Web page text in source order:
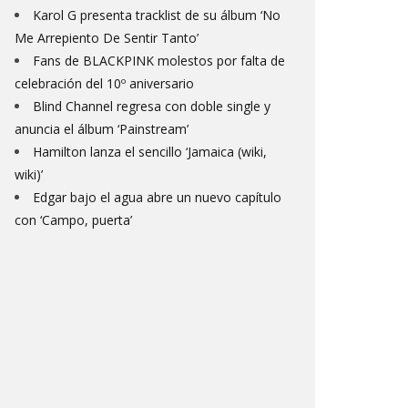
Karol G presenta tracklist de su álbum ‘No
Me Arrepiento De Sentir Tanto’
Fans de BLACKPINK molestos por falta de
celebración del 10º aniversario
Blind Channel regresa con doble single y
anuncia el álbum ‘Painstream’
Hamilton lanza el sencillo ‘Jamaica (wiki,
wiki)’
Edgar bajo el agua abre un nuevo capítulo
con ‘Campo, puerta’